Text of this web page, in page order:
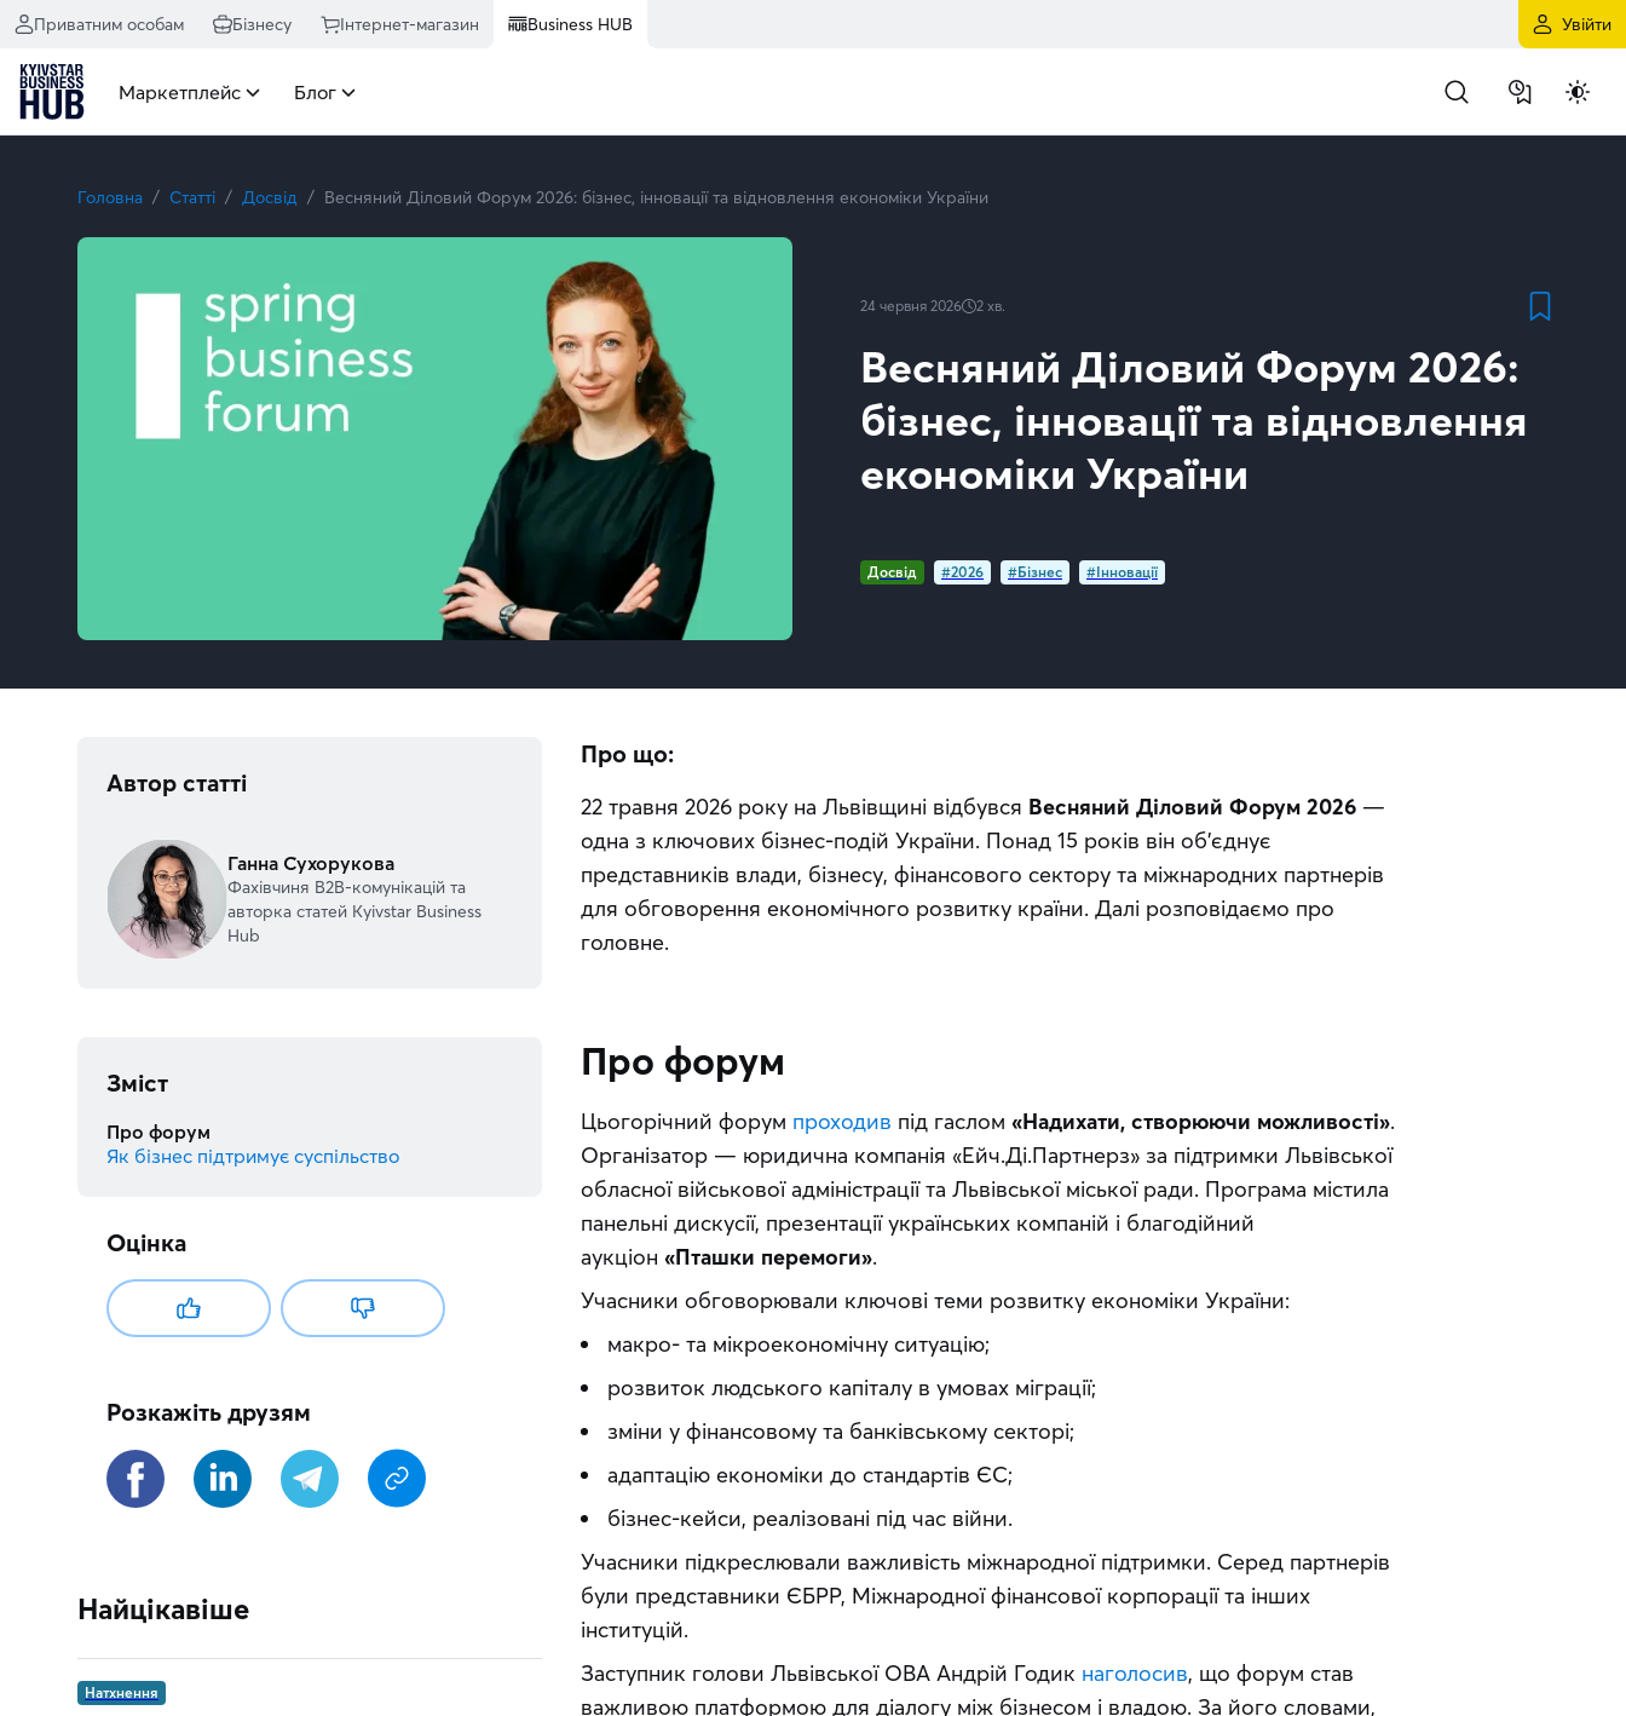
Приватним особам Бізнесу Інтернет-магазин Business HUB Увійти
Маркетплейс Блог
Головна Статті Досвід Весняний Діловий Форум 2026: бізнес, інновації та відновлення економіки України
24 червня 2026 2 хв.
Весняний Діловий Форум 2026:
бізнес, інновації та відновлення
економіки України
Досвід #2026 #Бізнес #Інновації
Про що:
22 травня 2026 року на Львівщині відбувся Весняний Діловий Форум 2026 —
одна з ключових бізнес-подій України. Понад 15 років він об’єднує
представників влади, бізнесу, фінансового сектору та міжнародних партнерів
для обговорення економічного розвитку країни. Далі розповідаємо про
головне.
Про форум
Цьогорічний форум проходив під гаслом «Надихати, створюючи можливості».
Організатор — юридична компанія «Ейч.Ді.Партнерз» за підтримки Львівської
обласної військової адміністрації та Львівської міської ради. Програма містила
панельні дискусії, презентації українських компаній і благодійний
аукціон «Пташки перемоги».
Учасники обговорювали ключові теми розвитку економіки України:
макро- та мікроекономічну ситуацію;
розвиток людського капіталу в умовах міграції;
зміни у фінансовому та банківському секторі;
адаптацію економіки до стандартів ЄС;
бізнес-кейси, реалізовані під час війни.
Учасники підкреслювали важливість міжнародної підтримки. Серед партнерів
були представники ЄБРР, Міжнародної фінансової корпорації та інших
інституцій.
Заступник голови Львівської ОВА Андрій Годик наголосив, що форум став
важливою платформою для діалогу між бізнесом і владою. За його словами,
Автор статті
Ганна Сухорукова
Фахівчиня В2В-комунікацій та
авторка статей Kyivstar Business
Hub
Зміст
Про форум
Як бізнес підтримує суспільство
Оцінка
Розкажіть друзям
Найцікавіше
Натхнення
Весняний Діловий Форум 2026: бізнес, інновації та відновлення економіки України